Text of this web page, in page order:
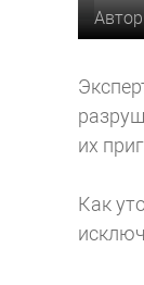
их
Как